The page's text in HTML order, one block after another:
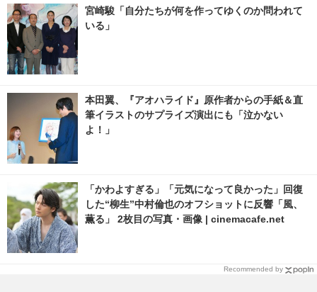
宮崎駿「自分たちが何を作ってゆくのか問われて
いる」
本田翼、『アオハライド』原作者からの手紙＆直
筆イラストのサプライズ演出にも「泣かない
よ！」
「かわよすぎる」「元気になって良かった」回復
した“柳生”中村倫也のオフショットに反響「風、
薫る」 2枚目の写真・画像 | cinemacafe.net
Recommended by